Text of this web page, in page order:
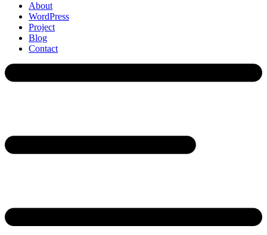
About
WordPress
Project
Blog
Contact